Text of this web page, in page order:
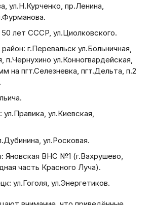
ул.Н.Курченко, пр.Ленина,
50 лет СССР, ул.Циолковского.
г.Перевальск ул.Больничная,
п.Чернухино ул.Конногвардейская,
на пгт.Селезневка, пгт.Дельта, п.2
ул.Правика, ул.Киевская,
ул.Росковая.
Яновская ВНС №1 (г.Вахрушево,
часть Красного Луча).
ул.Гоголя, ул.Энергетиков.